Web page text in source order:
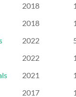
2018
2018
2022
2022
2021
2017